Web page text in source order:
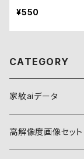
¥550
CATEGORY
家紋aiデータ
自然紋
高解像度画像セット